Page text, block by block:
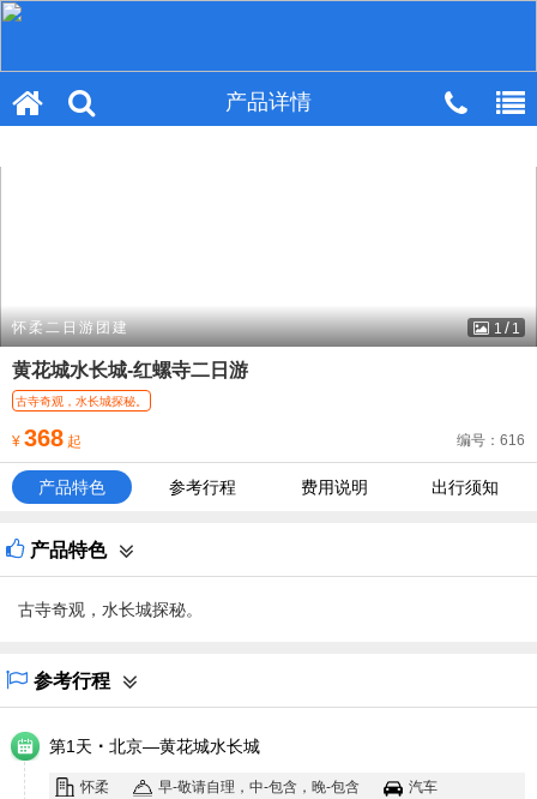
产品详情
1 / 1
怀柔二日游团建
黄花城水长城-红螺寺二日游
古寺奇观，水长城探秘。
¥ 368 起 编号：616
产品特色 参考行程 费用说明 出行须知
产品特色
古寺奇观，水长城探秘。
参考行程
第1天 · 北京—黄花城水长城
怀柔 早-敬请自理，中-包含，晚-包含 汽车